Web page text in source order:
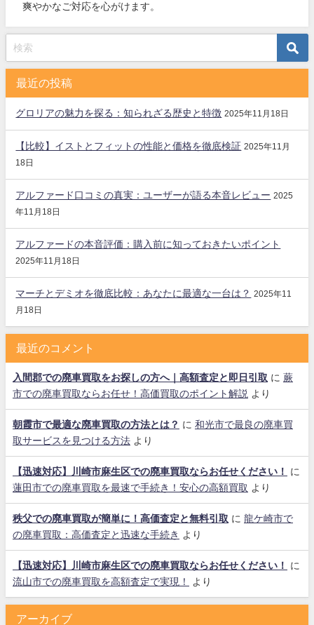
爽やかなご対応を心がけます。
最近の投稿
グロリアの魅力を探る：知られざる歴史と特徴 2025年11月18日
【比較】イストとフィットの性能と価格を徹底検証 2025年11月
18日
アルファード口コミの真実：ユーザーが語る本音レビュー 2025
年11月18日
アルファードの本音評価：購入前に知っておきたいポイント
2025年11月18日
マーチとデミオを徹底比較：あなたに最適な一台は？
2025年11
月18日
最近のコメント
入間郡での廃車買取をお探しの方へ｜高額査定と即日引取 に 蕨
市での廃車買取ならお任せ！高価買取のポイント解説 より
朝霞市で最適な廃車買取の方法とは？ に 和光市で最良の廃車買
取サービスを見つける方法 より
【迅速対応】川崎市麻生区での廃車買取ならお任せください！
に
蓮田市での廃車買取を最速で手続き！安心の高額買取 より
秩父での廃車買取が簡単に！高価査定と無料引取 に 龍ケ崎市で
の廃車買取：高価査定と迅速な手続き
より
【迅速対応】川崎市麻生区での廃車買取ならお任せください！
に
流山市での廃車買取を高額査定で実現！
より
アーカイブ